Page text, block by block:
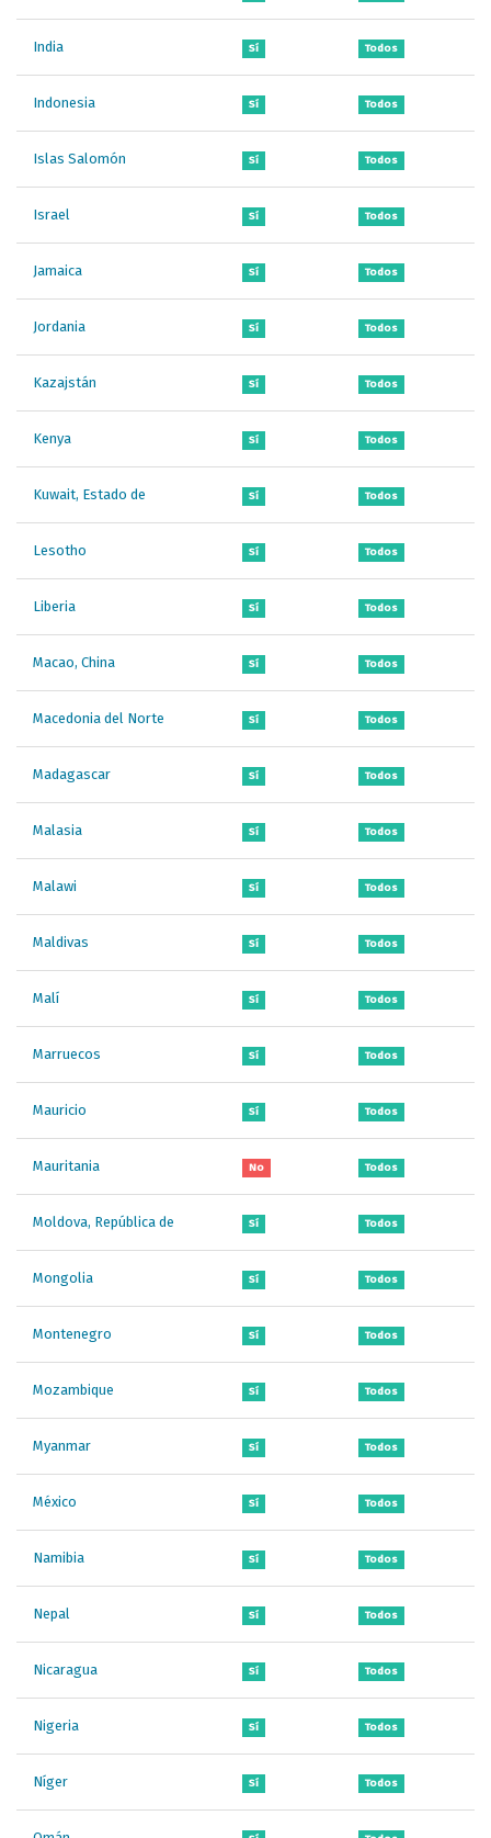
India Sí Todos
Indonesia Sí Todos
Islas Salomón Sí Todos
Israel Sí Todos
Jamaica Sí Todos
Jordania Sí Todos
Kazajstán Sí Todos
Kenya Sí Todos
Kuwait, Estado de Sí Todos
Lesotho Sí Todos
Liberia Sí Todos
Macao, China Sí Todos
Macedonia del Norte Sí Todos
Madagascar Sí Todos
Malasia Sí Todos
Malawi Sí Todos
Maldivas Sí Todos
Malí Sí Todos
Marruecos Sí Todos
Mauricio Sí Todos
Mauritania No Todos
Moldova, República de Sí Todos
Mongolia Sí Todos
Montenegro Sí Todos
Mozambique Sí Todos
Myanmar Sí Todos
México Sí Todos
Namibia Sí Todos
Nepal Sí Todos
Nicaragua Sí Todos
Nigeria Sí Todos
Níger Sí Todos